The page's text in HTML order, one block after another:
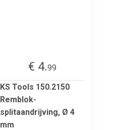
€ 4.99
KS Tools 150.2150
Remblok-
splitaandrijving, Ø 4
mm